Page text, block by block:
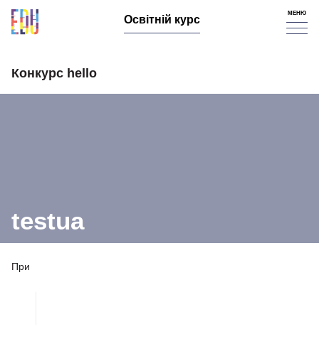
Освітній курс
МЕНЮ
Конкурс hello
testua
При